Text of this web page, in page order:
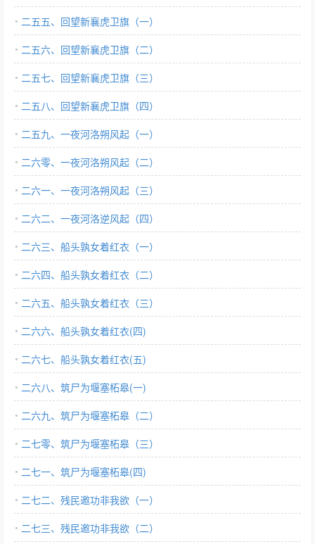
二五五、回望新襄虎卫旗（一）
二五六、回望新襄虎卫旗（二）
二五七、回望新襄虎卫旗（三）
二五八、回望新襄虎卫旗（四）
二五九、一夜河洛朔风起（一）
二六零、一夜河洛朔风起（二）
二六一、一夜河洛朔风起（三）
二六二、一夜河洛逆风起（四）
二六三、船头孰女着红衣（一）
二六四、船头孰女着红衣（二）
二六五、船头孰女着红衣（三）
二六六、船头孰女着红衣(四)
二六七、船头孰女着红衣(五)
二六八、筑尸为堰塞柘皋(一)
二六九、筑尸为堰塞柘皋（二）
二七零、筑尸为堰塞柘皋（三）
二七一、筑尸为堰塞柘皋(四)
二七二、残民邀功非我欲（一）
二七三、残民邀功非我欲（二）